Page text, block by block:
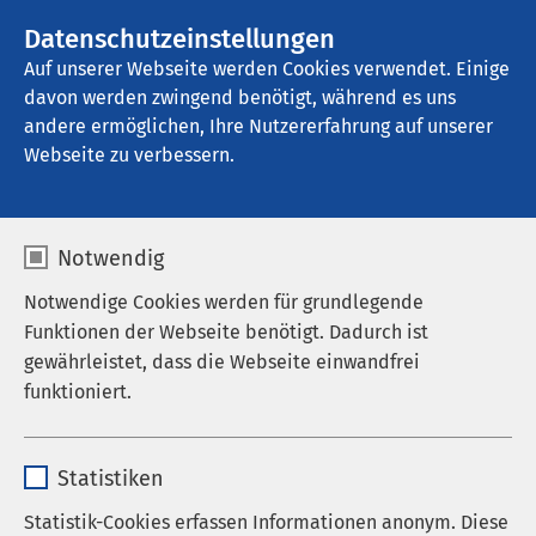
Datenschutzeinstellungen
Auf unserer Webseite werden Cookies verwendet. Einige
davon werden zwingend benötigt, während es uns
andere ermöglichen, Ihre Nutzererfahrung auf unserer
Webseite zu verbessern.
Notwendig
Notwendige Cookies werden für grundlegende
Funktionen der Webseite benötigt. Dadurch ist
gewährleistet, dass die Webseite einwandfrei
funktioniert.
Anbieter sgalinski
Statistiken
Statistik-Cookies erfassen Informationen anonym. Diese
AMEOS Eingliederung Osnabrück
Nachrichten
Datum von: Datum bis: